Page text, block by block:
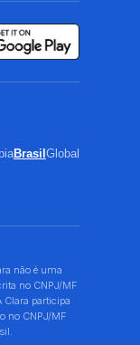
BrasilGlobal
não é uma
no CNPJ/MF
Clara participa
no CNPJ/MF